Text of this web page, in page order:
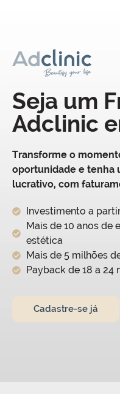
Seja um
Adclinic
Transforme o
oportunidade e tenha
lucrativo, com
Investimento a
Mais de 10 anos de
estética
Mais de 5 milhões
Payback de 18 a 24
Cadastre-se já